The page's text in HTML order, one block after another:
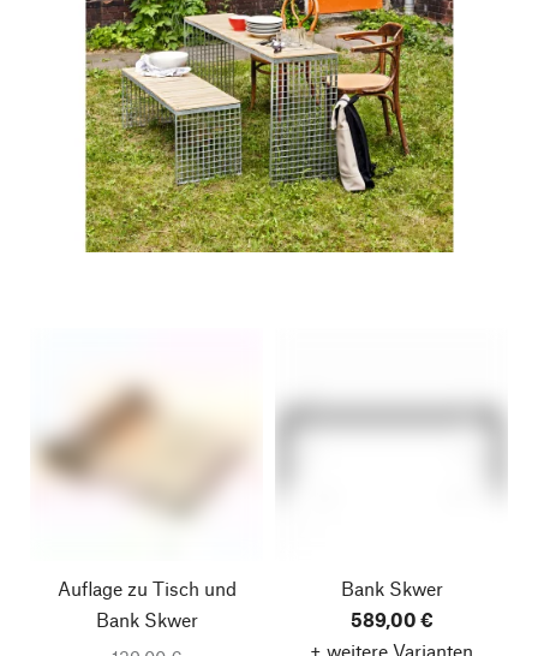
Auflage zu Tisch und
Bank Skwer
Bank Skwer
589,00 €
+ weitere Varianten